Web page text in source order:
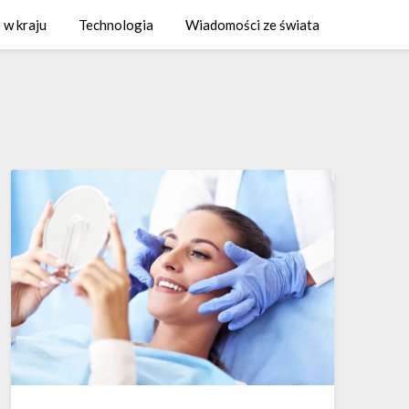
kraju Technologia Wiadomości ze świata